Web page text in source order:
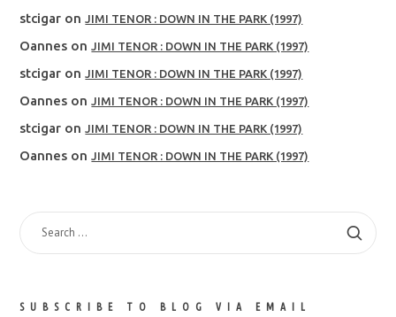
stcigar onJIMI TENOR : DOWN IN THE PARK (1997)
Oannes onJIMI TENOR : DOWN IN THE PARK (1997)
stcigar onJIMI TENOR : DOWN IN THE PARK (1997)
Oannes onJIMI TENOR : DOWN IN THE PARK (1997)
stcigar onJIMI TENOR : DOWN IN THE PARK (1997)
Oannes onJIMI TENOR : DOWN IN THE PARK (1997)
SEARCH
FOR:
SUBSCRIBE TO BLOG VIA EMAIL